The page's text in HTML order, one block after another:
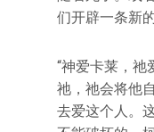
们开辟一条新
“神爱卡莱，祂
祂，祂会将他
去爱这个人。